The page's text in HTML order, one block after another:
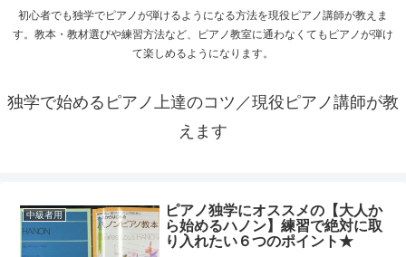
初心者でも独学でピアノが弾けるようになる方法を現役ピアノ講師が教えま
す。教本・教材選びや練習方法など、ピアノ教室に通わなくてもピアノが弾け
て楽しめるようになります。
独学で始めるピアノ上達のコツ／現役ピアノ講師が教
えます
中級者用
ピアノ独学にオススメの【大人か
ら始めるハノン】練習で絶対に取
り入れたい６つのポイント★